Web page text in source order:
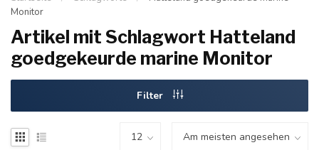
Monitor
Artikel mit Schlagwort Hatteland
goedgekeurde marine Monitor
Filter